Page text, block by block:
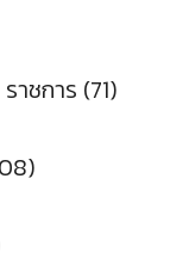
ชการ (71)